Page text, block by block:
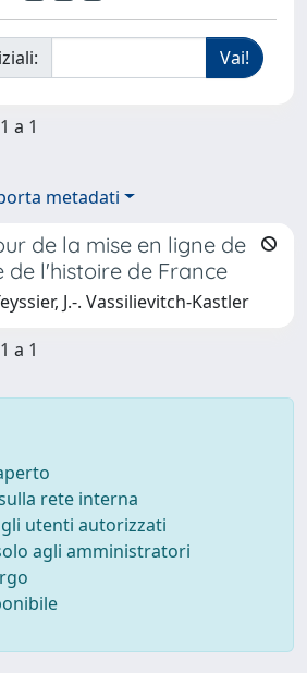
a 1
metadati
de la mise en ligne de
de l'histoire de France
J.-. Vassilievitch-Kastler
a 1
rete interna
utenti autorizzati
agli amministratori